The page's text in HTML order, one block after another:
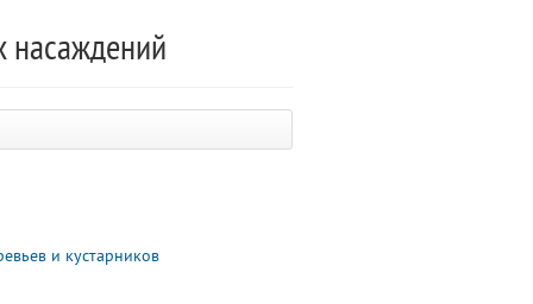
насаждений
и кустарников